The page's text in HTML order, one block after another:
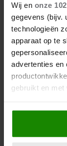
Wij en onze
gegevens (bijv.
technologieën
apparaat op te
advertenties en
gebruikt en met
Als u het
locatie, die